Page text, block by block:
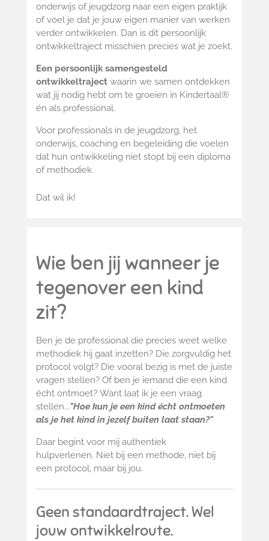
onderwijs of jeugdzorg naar een eigen praktijk
of voel je dat je jouw eigen manier van werken
verder ontwikkelen. Dan is dit persoonlijk
ontwikkeltraject misschien precies wat je zoekt.
Een persoonlijk samengesteld
ontwikkeltraject waarin we samen ontdekken
wat jij nodig hebt om te groeien in Kindertaal®
én als professional.
Voor professionals in de jeugdzorg, het
onderwijs, coaching en begeleiding die voelen
dat hun ontwikkeling niet stopt bij een diploma
of methodiek.
Dat wil ik!
Wie ben jij wanneer je
tegenover een kind
zit?
Ben je de professional die precies weet welke
methodiek hij gaat inzetten? Die zorgvuldig het
protocol volgt? Die vooral bezig is met de juiste
vragen stellen? Of ben je iemand die een kind
écht ontmoet? Want laat ik je een vraag
stellen..."Hoe kun je een kind écht ontmoeten
als je het kind in jezelf buiten laat staan?"
Daar begint voor mij authentiek
hulpverlenen. Niet bij een methode, niet bij
een protocol, maar bij jou.
Geen standaardtraject. Wel
jouw ontwikkelroute.